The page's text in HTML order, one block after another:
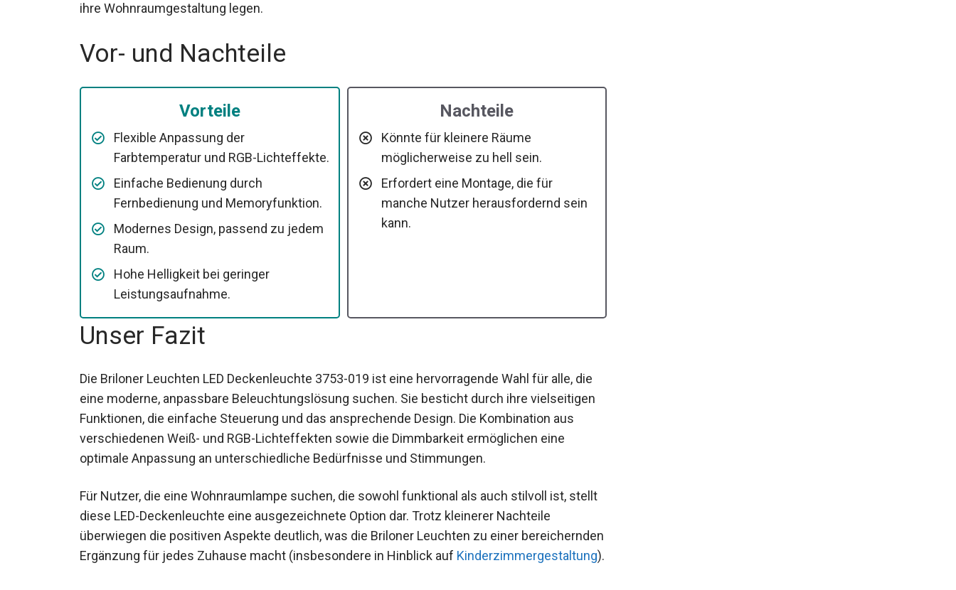
ihre Wohnraumgestaltung legen.
Vor- und Nachteile
Vorteile
Flexible Anpassung der
Farbtemperatur und RGB-Lichteffekte.
Einfache Bedienung durch
Fernbedienung und Memoryfunktion.
Modernes Design, passend zu jedem
Raum.
Hohe Helligkeit bei geringer
Leistungsaufnahme.
Nachteile
Könnte für kleinere Räume
möglicherweise zu hell sein.
Erfordert eine Montage, die für
manche Nutzer herausfordernd sein
kann.
Unser Fazit
Die Briloner Leuchten LED Deckenleuchte 3753-019 ist eine hervorragende Wahl für alle, die
eine moderne, anpassbare Beleuchtungslösung suchen. Sie besticht durch ihre vielseitigen
Funktionen, die einfache Steuerung und das ansprechende Design. Die Kombination aus
verschiedenen Weiß- und RGB-Lichteffekten sowie die Dimmbarkeit ermöglichen eine
optimale Anpassung an unterschiedliche Bedürfnisse und Stimmungen.
Für Nutzer, die eine Wohnraumlampe suchen, die sowohl funktional als auch stilvoll ist, stellt
diese LED-Deckenleuchte eine ausgezeichnete Option dar. Trotz kleinerer Nachteile
überwiegen die positiven Aspekte deutlich, was die Briloner Leuchten zu einer bereichernden
Ergänzung für jedes Zuhause macht (insbesondere in Hinblick auf Kinderzimmergestaltung).